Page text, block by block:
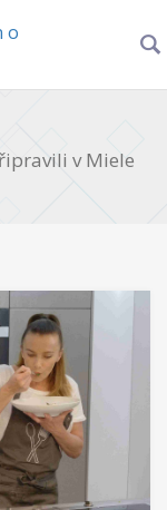
o
v Miele